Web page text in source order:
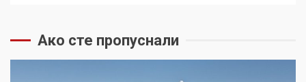
Ако сте пропуснали